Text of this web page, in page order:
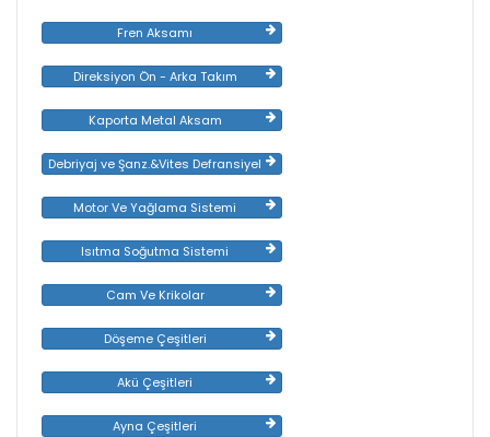
Fren Aksamı
Direksiyon Ön - Arka Takım
Kaporta Metal Aksam
Debriyaj ve Şanz.&Vites Defransiyel
Motor Ve Yağlama Sistemi
Isıtma Soğutma Sistemi
Cam Ve Krikolar
Döşeme Çeşitleri
Akü Çeşitleri
Ayna Çeşitleri